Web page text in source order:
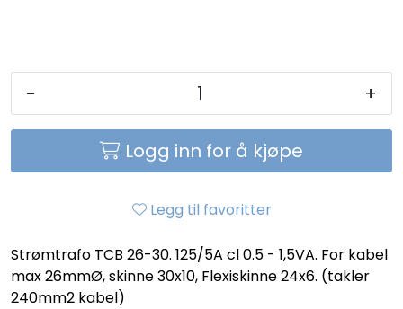
- +
Logg inn for å kjøpe
Legg til favoritter
Strømtrafo TCB 26-30. 125/5A cl 0.5 - 1,5VA. For kabel
max 26mmØ, skinne 30x10, Flexiskinne 24x6. (takler
240mm2 kabel)